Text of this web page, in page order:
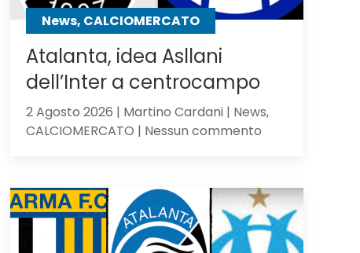
contro
gli
News, CALCIOMERCATO
Atalanta, idea Asllani
dell’Inter a centrocampo
2 Agosto 2026 | Martino Cardani | News,
CALCIOMERCATO | Nessun commentosu
Asllani
dell’Inter
a
centrocampo